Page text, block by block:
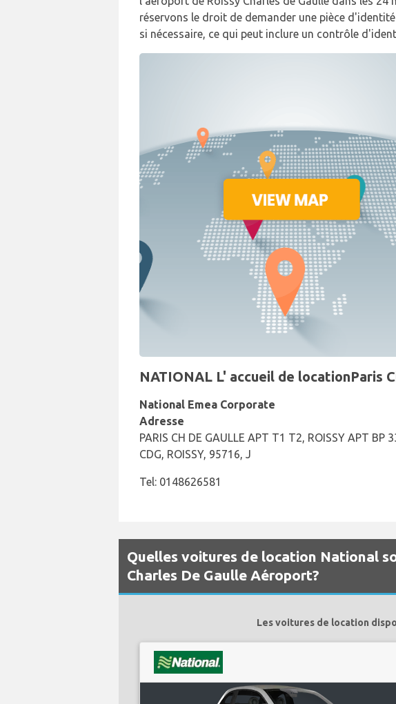
réservons le droit de demander une pièce
si nécessaire, ce qui peut inclure un contrôle
NATIONAL L' accueil de locationParis
National Emea Corporate
Adresse
PARIS CH DE GAULLE APT T1 T2, ROISSY APT BP
CDG, ROISSY, 95716, J
Tel: 0148626581
Quelles voitures de location National
Charles De Gaulle Aéroport?
Les voitures de location